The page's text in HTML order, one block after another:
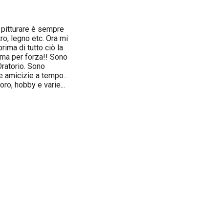
è sempre
legno etc. Ora mi
di tutto ciò la
per forza!! Sono
Sono
amicizie a tempo...
hobby e varie...